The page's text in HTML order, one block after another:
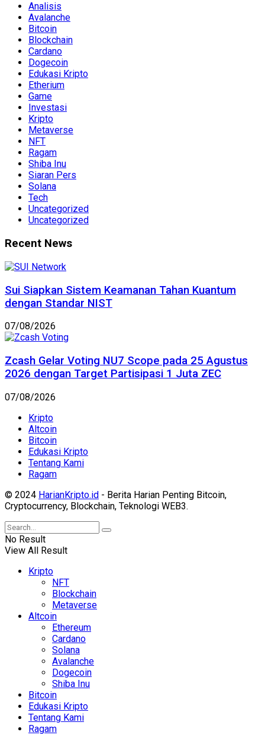
Analisis
Avalanche
Bitcoin
Blockchain
Cardano
Dogecoin
Edukasi Kripto
Etherium
Game
Investasi
Kripto
Metaverse
NFT
Ragam
Shiba Inu
Siaran Pers
Solana
Tech
Uncategorized
Uncategorized
Recent News
Sui Siapkan Sistem Keamanan Tahan Kuantum
dengan Standar NIST
07/08/2026
Zcash Gelar Voting NU7 Scope pada 25 Agustus
2026 dengan Target Partisipasi 1 Juta ZEC
07/08/2026
Kripto
Altcoin
Bitcoin
Edukasi Kripto
Tentang Kami
Ragam
© 2024 HarianKripto.id - Berita Harian Penting Bitcoin,
Cryptocurrency, Blockchain, Teknologi WEB3.
No Result
View All Result
Kripto
NFT
Blockchain
Metaverse
Altcoin
Ethereum
Cardano
Solana
Avalanche
Dogecoin
Shiba Inu
Bitcoin
Edukasi Kripto
Tentang Kami
Ragam